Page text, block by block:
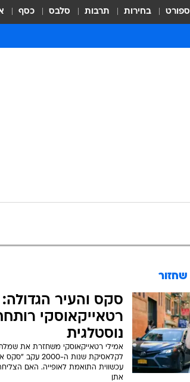
ספורט בחירות תרבות סלבס כסף
שחזור
סקס והעיר הגדולה:
רטאייקאוסקי
נוסטלגית
אמילי רטאייקאוסקי משחזרת את
לקלאסיקת שנות ה-
עכשווית התואמת לאופייה. האם
אתן